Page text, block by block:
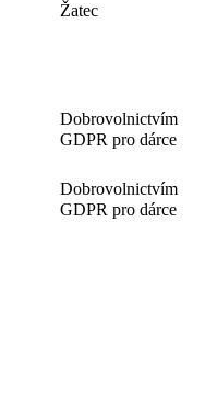
Žatec
Dobrovolnictvím
GDPR pro dárce
Dobrovolnictvím
GDPR pro dárce